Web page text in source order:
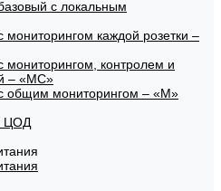
с локальным
мониторингом каждой розетки –
мониторингом, контролем и
– «МС»
общим мониторингом – «М»
ЦОД